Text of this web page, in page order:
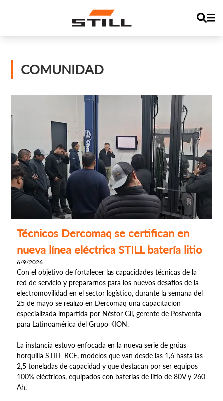
COMUNIDAD
Técnicos Dercomaq se certifican en
nueva línea eléctrica STILL batería litio
6/9/2026
Con el objetivo de fortalecer las capacidades técnicas de la
red de servicio y prepararnos para los nuevos desafíos de la
electromovilidad en el sector logístico, durante la semana del
25 de mayo se realizó en Dercomaq una capacitación
especializada impartida por Néstor Gil, gerente de Postventa
para Latinoamérica del Grupo KION.
La instancia estuvo enfocada en la nueva serie de grúas
horquilla STILL RCE, modelos que van desde las 1,6 hasta las
2,5 toneladas de capacidad y que destacan por ser equipos
100% eléctricos, equipados con baterías de litio de 80V y 260
Ah.